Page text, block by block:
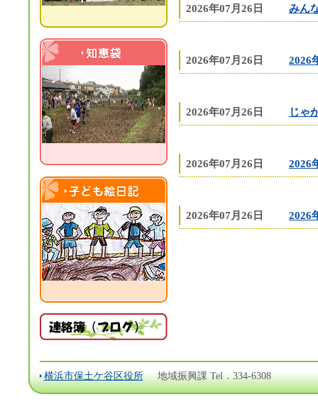
知恵袋
子ども絵日記
2026年07月26日 みん
2026年07月26日 2026
2026年07月26日 じゃ
2026年07月26日 2026
2026年07月26日 2026
横浜市保土ケ谷区役所 地域振興課 Tel．334-6308